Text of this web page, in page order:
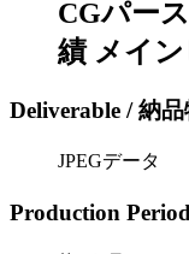
Deliverable / 納
JPEGデータ
Production